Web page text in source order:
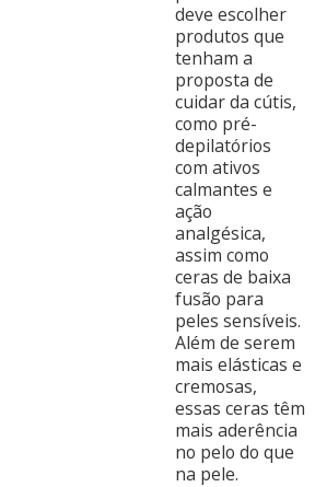
deve escolher
produtos que
tenham a
proposta de
cuidar da cútis,
como pré-
depilatórios
com ativos
calmantes e
ação
analgésica,
assim como
ceras de baixa
fusão para
peles sensíveis.
Além de serem
mais elásticas e
cremosas,
essas ceras têm
mais aderência
no pelo do que
na pele.